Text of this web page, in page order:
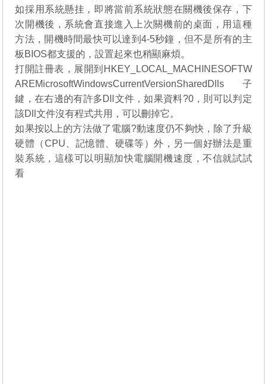
如採用系統懸挂，即將當前系統狀態在關機後保存，下
次開機後，系統會直接進入上次關機前的桌面，用這種
方法，開機時間最快可以達到4-5秒鐘，但不是所有的主
板BIOS都支援的，設置起來也稍顯麻煩。
打開註冊表，展開到HKEY_LOCAL_MACHINESOFTW
AREMicrosoftWindowsCurrentVersionSharedDlls子
鍵，在右邊的有許多Dll文件，如果資料?0，則可以判定
該Dll文件沒有程式共用，可以刪掉它。
如果按以上的方法做了電腦?動速度仍不夠快，除了升級
硬體（CPU、記憶體、硬碟等）外，另一個好辦法是重
裝系統，這樣可以明顯加快電腦開機速度，不信就試試
看